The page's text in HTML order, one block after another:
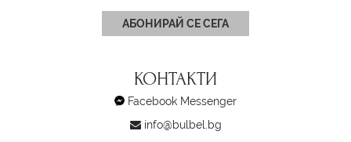
АБОНИРАЙ СЕ СЕГА
КОНТАКТИ
Facebook Messenger
info@bulbel.bg